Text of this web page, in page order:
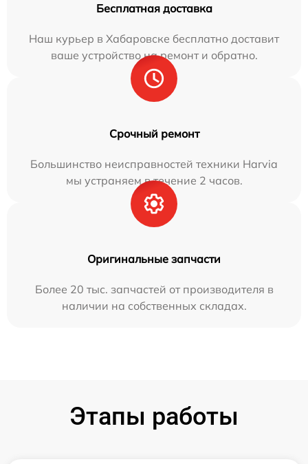
Бесплатная доставка
Наш курьер в Хабаровске бесплатно доставит
ваше устройство на ремонт и обратно.
Срочный ремонт
Большинство неисправностей техники Harvia
мы устраняем в течение 2 часов.
Оригинальные запчасти
Более 20 тыс. запчастей от производителя в
наличии на собственных складах.
Этапы работы